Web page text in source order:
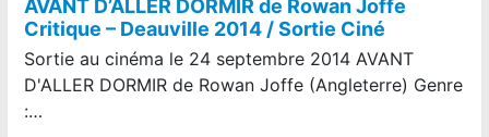
AVANT D’ALLER DORMIR de Rowan Joffe
Critique – Deauville 2014 / Sortie Ciné
Sortie au cinéma le 24 septembre 2014 AVANT
D'ALLER DORMIR de Rowan Joffe (Angleterre) Genre
:…